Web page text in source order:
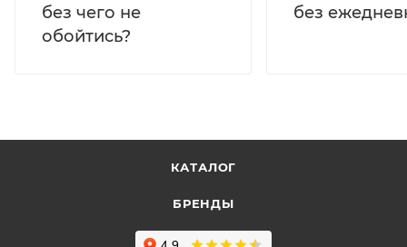
без чего не
обойтись?
без
КАТАЛОГ
БРЕНДЫ